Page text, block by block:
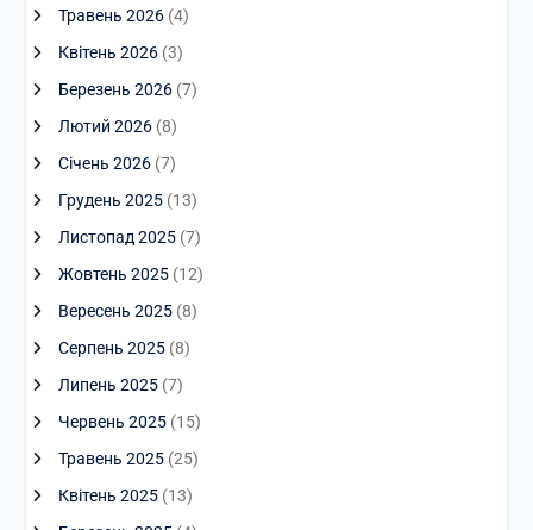
Травень 2026(4)
Квітень 2026(3)
Березень 2026(7)
Лютий 2026(8)
Січень 2026(7)
Грудень 2025(13)
Листопад 2025(7)
Жовтень 2025(12)
Вересень 2025(8)
Серпень 2025(8)
Липень 2025(7)
Червень 2025(15)
Травень 2025(25)
Квітень 2025(13)